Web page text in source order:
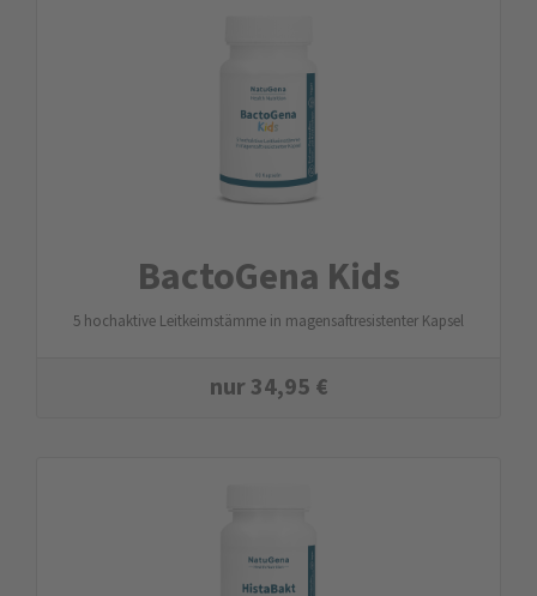
BactoGena Kids
5 hochaktive Leitkeimstämme in magensaftresistenter Kapsel
nur34,95 €